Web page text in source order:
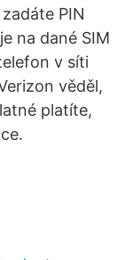
PIN
na dané SIM
v síti
věděl,
platíte,